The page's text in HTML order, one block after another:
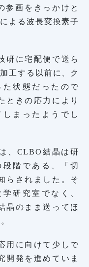
参画をきっかけと
よる波長変換素子
研に宅配便で送ら
工する以前に、ク
状態だったので
ときの応力により
まったようでし
、CLBO結晶は研
階である、「切
らされました。そ
研究室でなく、
晶のまま送ってほ
用に向けて少しで
開発を進めていま